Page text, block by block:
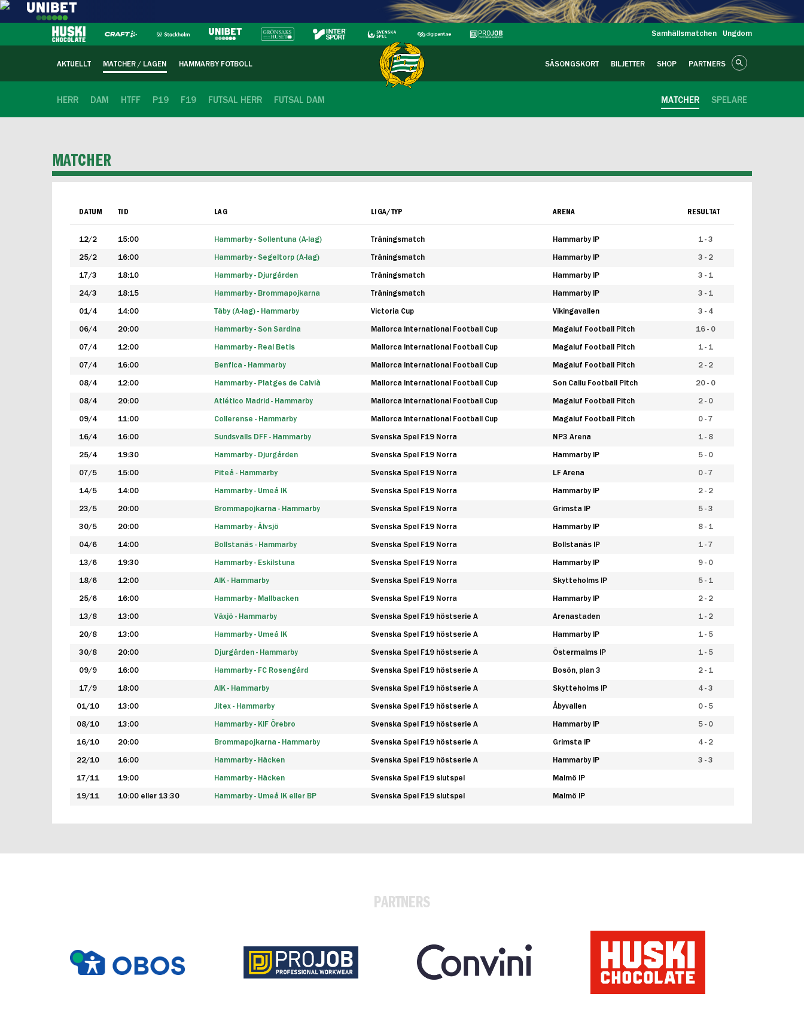
Samhällsmatchen Ungdom
AKTUELLT MATCHER / LAGEN HAMMARBY FOTBOLL SÄSONGSKORT BILJETTER SHOP PARTNERS
HERR DAM HTFF P19 F19 FUTSAL HERR FUTSAL DAM SPELARE
MATCHER
MATCHER
DATUM TID LAG LIGA/TYP ARENA RESULTAT
12/2 15:00 Hammarby - Sollentuna (A-lag) Träningsmatch Hammarby IP 1 - 3
25/2 16:00 Hammarby - Segeltorp (A-lag) Träningsmatch Hammarby IP 3 - 2
17/3 18:10 Hammarby - Djurgården Träningsmatch Hammarby IP 3 - 1
24/3 18:15 Hammarby - Brommapojkarna Träningsmatch Hammarby IP 3 - 1
01/4 14:00 Täby (A-lag) - Hammarby Victoria Cup Vikingavallen 3 - 4
06/4 20:00 Hammarby - Son Sardina Mallorca International Football Cup Magaluf Football Pitch 16 - 0
07/4 12:00 Hammarby - Real Betis Mallorca International Football Cup Magaluf Football Pitch 1 - 1
07/4 16:00 Benfica - Hammarby Mallorca International Football Cup Magaluf Football Pitch 2 - 2
08/4 12:00 Hammarby - Platges de Calvià Mallorca International Football Cup Son Caliu Football Pitch 20 - 0
08/4 20:00 Atlético Madrid - Hammarby Mallorca International Football Cup Magaluf Football Pitch 2 - 0
09/4 11:00 Collerense - Hammarby Mallorca International Football Cup Magaluf Football Pitch 0 - 7
16/4 16:00 Sundsvalls DFF - Hammarby Svenska Spel F19 Norra NP3 Arena 1 - 8
25/4 19:30 Hammarby - Djurgården Svenska Spel F19 Norra Hammarby IP 5 - 0
07/5 15:00 Piteå - Hammarby Svenska Spel F19 Norra LF Arena 0 - 7
14/5 14:00 Hammarby - Umeå IK Svenska Spel F19 Norra Hammarby IP 2 - 2
23/5 20:00 Brommapojkarna - Hammarby Svenska Spel F19 Norra Grimsta IP 5 - 3
30/5 20:00 Hammarby - Älvsjö Svenska Spel F19 Norra Hammarby IP 8 - 1
04/6 14:00 Bollstanäs - Hammarby Svenska Spel F19 Norra Bollstanäs IP 1 - 7
13/6 19:30 Hammarby - Eskilstuna Svenska Spel F19 Norra Hammarby IP 9 - 0
18/6 12:00 AIK - Hammarby Svenska Spel F19 Norra Skytteholms IP 5 - 1
25/6 16:00 Hammarby - Mallbacken Svenska Spel F19 Norra Hammarby IP 2 - 2
13/8 13:00 Växjö - Hammarby Svenska Spel F19 höstserie A Arenastaden 1 - 2
20/8 13:00 Hammarby - Umeå IK Svenska Spel F19 höstserie A Hammarby IP 1 - 5
30/8 20:00 Djurgården - Hammarby Svenska Spel F19 höstserie A Östermalms IP 1 - 5
09/9 16:00 Hammarby - FC Rosengård Svenska Spel F19 höstserie A Bosön, plan 3 2 - 1
17/9 18:00 AIK - Hammarby Svenska Spel F19 höstserie A Skytteholms IP 4 - 3
01/10 13:00 Jitex - Hammarby Svenska Spel F19 höstserie A Åbyvallen 0 - 5
08/10 13:00 Hammarby - KIF Örebro Svenska Spel F19 höstserie A Hammarby IP 5 - 0
16/10 20:00 Brommapojkarna - Hammarby Svenska Spel F19 höstserie A Grimsta IP 4 - 2
22/10 16:00 Hammarby - Häcken Svenska Spel F19 höstserie A Hammarby IP 3 - 3
17/11 19:00 Hammarby - Häcken Svenska Spel F19 slutspel Malmö IP
19/11 10:00 eller 13:30 Hammarby - Umeå IK eller BP Svenska Spel F19 slutspel Malmö IP
PARTNERS